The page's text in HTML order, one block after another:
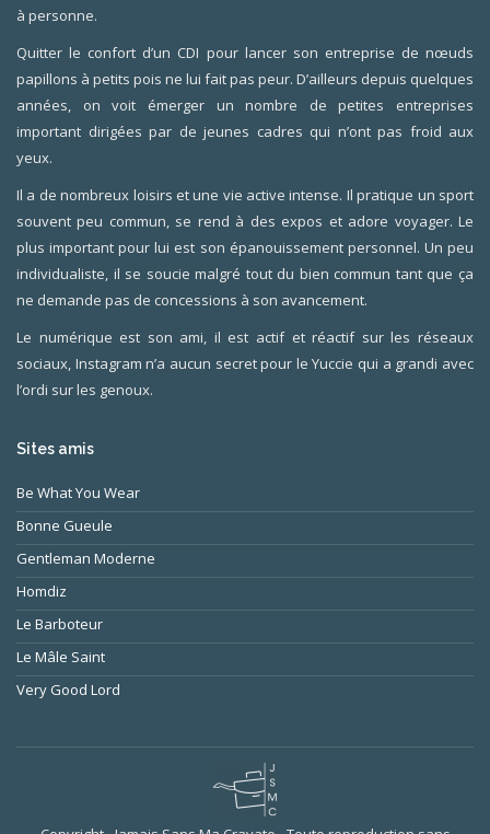
à personne.
Quitter le confort d’un CDI pour lancer son entreprise de nœuds
papillons à petits pois ne lui fait pas peur. D’ailleurs depuis quelques
années, on voit émerger un nombre de petites entreprises
important dirigées par de jeunes cadres qui n’ont pas froid aux
yeux.
Il a de nombreux loisirs et une vie active intense. Il pratique un sport
souvent peu commun, se rend à des expos et adore voyager. Le
plus important pour lui est son épanouissement personnel. Un peu
individualiste, il se soucie malgré tout du bien commun tant que ça
ne demande pas de concessions à son avancement.
Le numérique est son ami, il est actif et réactif sur les réseaux
sociaux, Instagram n’a aucun secret pour le Yuccie qui a grandi avec
l’ordi sur les genoux.
Sites amis
Be What You Wear
Bonne Gueule
Gentleman Moderne
Homdiz
Le Barboteur
Le Mâle Saint
Very Good Lord